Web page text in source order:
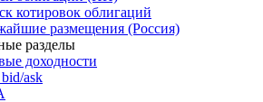
облигаций & Карты рынка
облигаций (ИИ)
котировок облигаций
размещения (Россия)